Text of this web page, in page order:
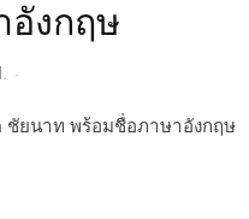
อังกฤษ
. ·
ชัยนาท พร้อมชื่อภาษาอังกฤษ